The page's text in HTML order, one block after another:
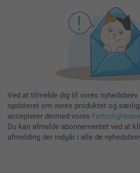
Ved at tilmelde dig til vores nyhedsbrev
opdateret om vores produkter og
accepterer dermed vores
Du kan afmelde abonnementet ved at
afmelding der indgår i alle de